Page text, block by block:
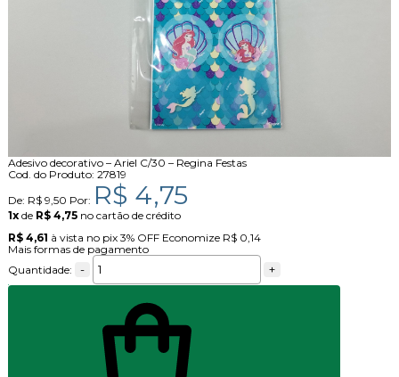
Adesivo decorativo – Ariel C/30 – Regina Festas
Cod. do Produto: 27819
De: R$ 9,50 Por: R$ 4,75
1xde R$ 4,75 no cartão de crédito
R$ 4,61 à vista no pix 3% OFF Economize R$ 0,14
Mais formas de pagamento
Quantidade:
- +